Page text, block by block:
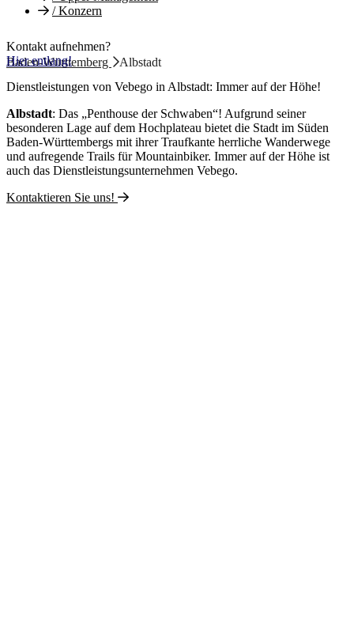
/Konzern
Kontakt aufnehmen?
Hier entlang!
Baden-Württemberg
Albstadt
Dienstleistungen von Vebego in Albstadt: Immer auf der Höhe!
Albstadt: Das „Penthouse der Schwaben“! Aufgrund seiner
besonderen Lage auf dem Hochplateau bietet die Stadt im Süden
Baden-Württembergs mit ihrer Traufkante herrliche Wanderwege
und aufregende Trails für Mountainbiker. Immer auf der Höhe ist
auch das Dienstleistungsunternehmen Vebego.
Kontaktieren Sie uns!